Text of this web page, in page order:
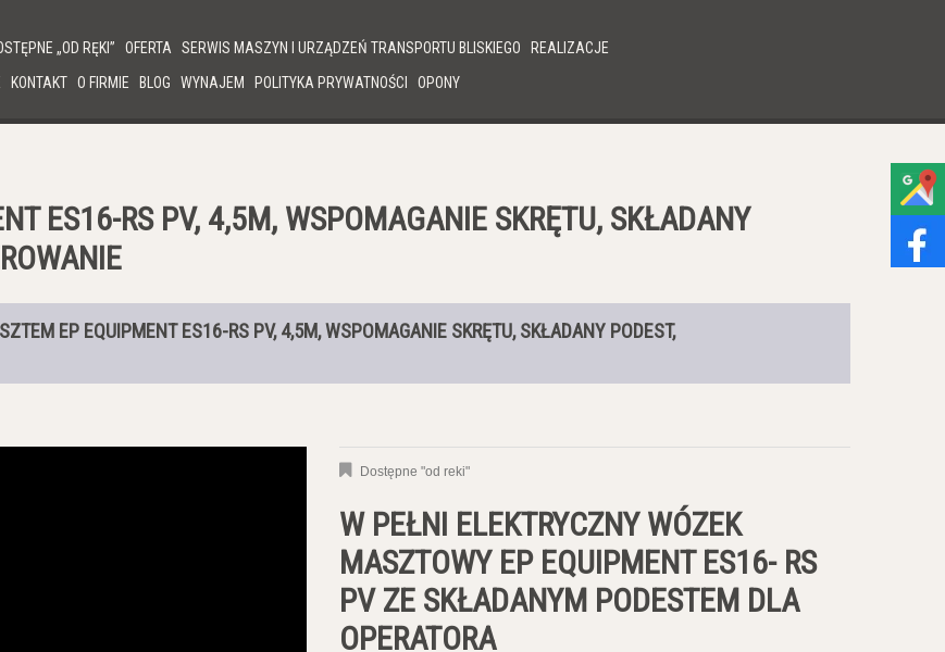
„OD RĘKI” OFERTA SERWIS MASZYN I URZĄDZEŃ TRANSPORTU BLISKIEGO
REALIZACJE
KONTAKT O FIRMIE BLOG WYNAJEM POLITYKA PRYWATNOŚCI OPONY
ES16-RS PV, 4,5M, WSPOMAGANIE SKRĘTU, SKŁADANY
EP EQUIPMENT ES16-RS PV, 4,5M, WSPOMAGANIE SKRĘTU, SKŁADANY PODEST,
Dostępne "od reki"
W PEŁNI ELEKTRYCZNY WÓZEK
MASZTOWY EP EQUIPMENT ES16- RS
PV ZE SKŁADANYM PODESTEM DLA
OPERATORA